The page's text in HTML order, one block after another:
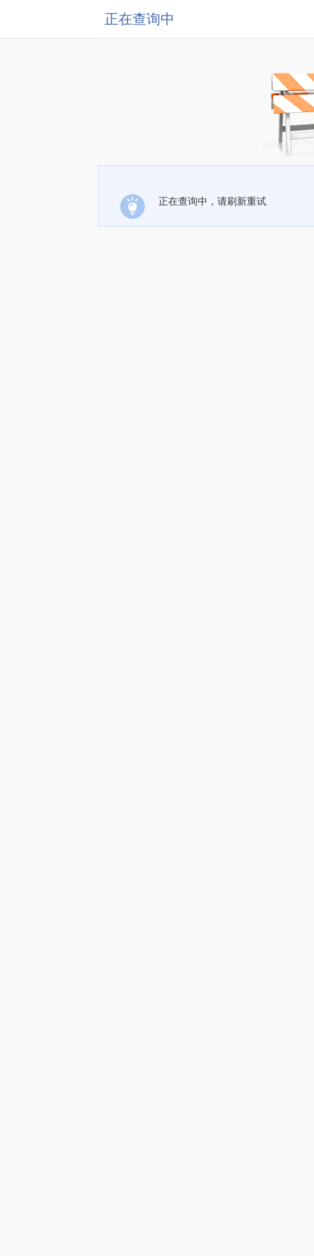
正在查询中
正在查询中，请刷新重试